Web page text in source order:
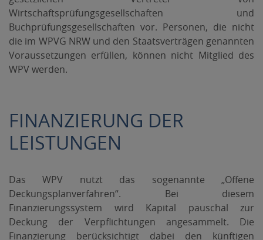
Wirtschaftsprüfungsgesellschaften und
Buchprüfungsgesellschaften vor. Personen, die nicht
die im WPVG NRW und den Staatsverträgen genannten
Voraussetzungen erfüllen, können nicht Mitglied des
WPV werden.
FINANZIERUNG DER
LEISTUNGEN
Das WPV nutzt das sogenannte „Offene
Deckungsplanverfahren“. Bei diesem
Finanzierungssystem wird Kapital pauschal zur
Deckung der Verpflichtungen angesammelt. Die
Finanzierung berücksichtigt dabei den künftigen